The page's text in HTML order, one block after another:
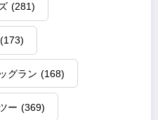
(281)
(173)
グラン (168)
ー (369)